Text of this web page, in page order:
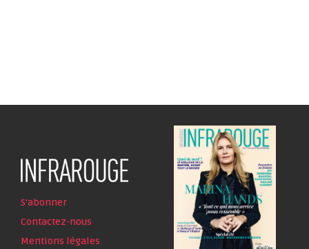
S'abonner
Contactez-nous
Mentions légales